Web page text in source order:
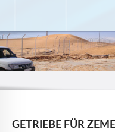
GETRIEBE FÜR